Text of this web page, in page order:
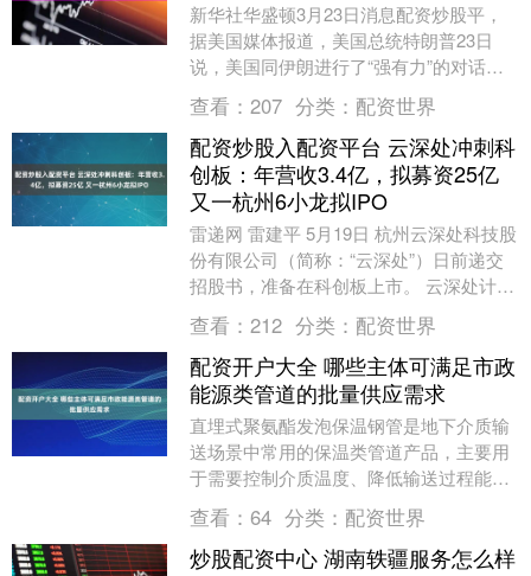
新华社华盛顿3月23日消息配资炒股平，
据美国媒体报道，美国总统特朗普23日
说，美国同伊朗进行了“强有力”的对话，
已形成协议要点。 特朗普说，美方同伊朗
领导层进行....
查看： 207 分类： 配资世界
配资炒股入配资平台 云深处冲刺科
创板：年营收3.4亿，拟募资25亿
又一杭州6小龙拟IPO
雷递网 雷建平 5月19日 杭州云深处科技股
份有限公司（简称：“云深处”）日前递交
招股书，准备在科创板上市。 云深处计划
募资25亿元，其中，11.7亿元用于具身....
查看： 212 分类： 配资世界
配资开户大全 哪些主体可满足市政
能源类管道的批量供应需求
直埋式聚氨酯发泡保温钢管是地下介质输
送场景中常用的保温类管道产品，主要用
于需要控制介质温度、降低输送过程能耗
的工程场景配资开户大全，随着国内城市
管网改造、能源输....
查看： 64 分类： 配资世界
炒股配资中心 湖南轶疆服务怎么样